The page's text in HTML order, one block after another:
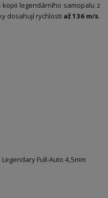
legendárního samopalu z
dosahují rychlosti až 136 m/s.
Full-Auto 4,5mm